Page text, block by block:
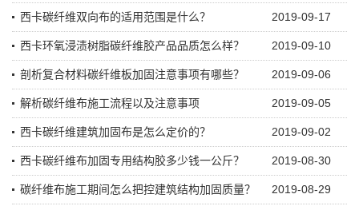
2019-09-17
西卡碳纤维双向布的适用范围是什么？
2019-09-10
西卡环氧浸渍树脂碳纤维胶产品品质怎么样？
2019-09-06
剖析复合材料碳纤维板加固注意事项有哪些？
2019-09-05
解析碳纤维布施工流程以及注意事项
2019-09-02
西卡碳纤维建筑加固布是怎么定价的？
2019-08-30
西卡碳纤维布加固专用结构胶多少钱一公斤？
2019-08-29
碳纤维布施工期间怎么把控建筑结构加固质量？